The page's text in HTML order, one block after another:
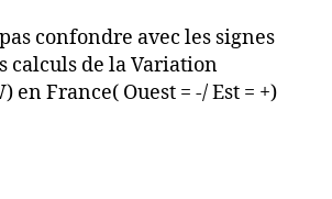
confondre avec les signes
calculs de la Variation
en France( Ouest = -/ Est = +)